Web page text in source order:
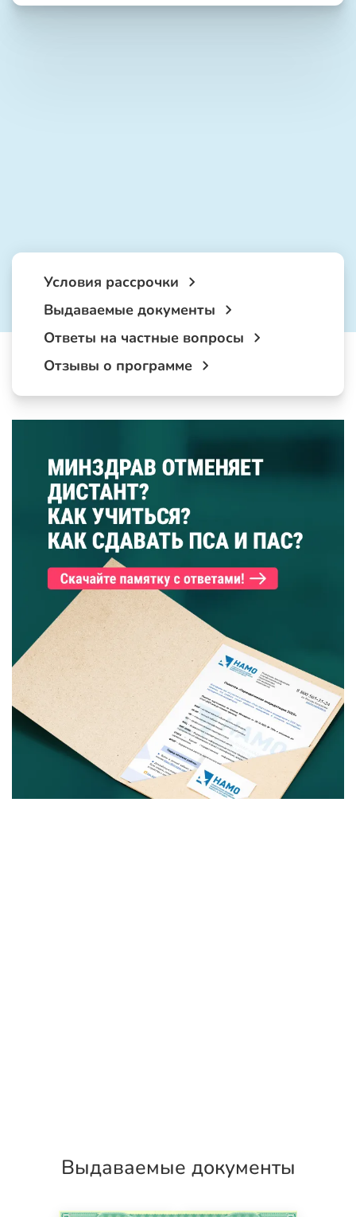
Условия рассрочки
Выдаваемые документы
Ответы на частные вопросы
Отзывы о программе
Выдаваемые документы